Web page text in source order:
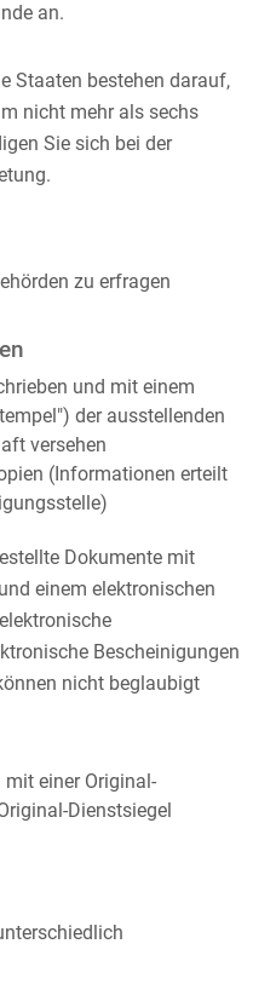
an.
Staaten bestehen darauf,
nicht mehr als sechs
Sie sich bei der
zu erfragen
und mit einem
der ausstellenden
versehen
(Informationen erteilt
Dokumente mit
einem elektronischen
Bescheinigungen
nicht beglaubigt
einer Original-
Dienstsiegel